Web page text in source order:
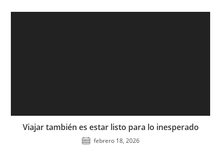
Viajar también es estar listo para lo inesperado
febrero 18, 2026